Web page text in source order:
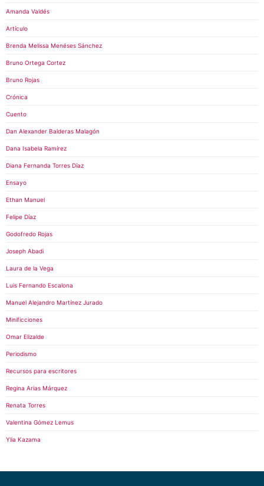
Amanda Valdés
Artículo
Brenda Melissa Menéses Sánchez
Bruno Ortega Cortez
Bruno Rojas
Crónica
Cuento
Dan Alexander Balderas Malagón
Dana Isabela Ramírez
Diana Fernanda Torres Díaz
Ensayo
Ethan Manuel
Felipe Díaz
Godofredo Rojas
Joseph Abadi
Laura de la Vega
Luis Fernando Escalona
Manuel Alejandro Martínez Jurado
Minificciones
Omar Elizalde
Periodismo
Recursos para escritores
Regina Arias Márquez
Renata Torres
Valentina Gómez Lemus
Ylia Kazama